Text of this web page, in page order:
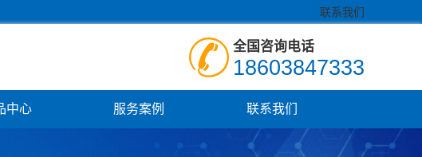
联系我们
全国咨询电话
18603847333
中心 服务案例 联系我们